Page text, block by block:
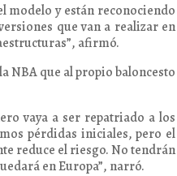
modelo y están reconociendo
que van a realizar en
afirmó.
NBA que al propio baloncesto
vaya a ser repatriado a los
pérdidas iniciales, pero el
reduce el riesgo. No tendrán
en Europa”, narró.